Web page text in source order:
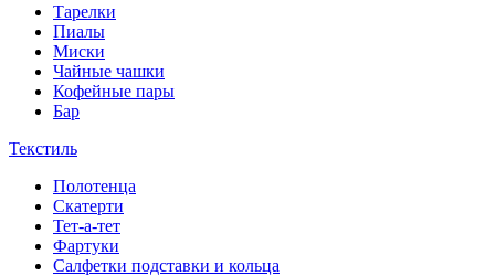
Тарелки
Пиалы
Миски
Чайные чашки
Кофейные пары
Бар
Текстиль
Полотенца
Скатерти
Тет-а-тет
Фартуки
Салфетки подставки и кольца